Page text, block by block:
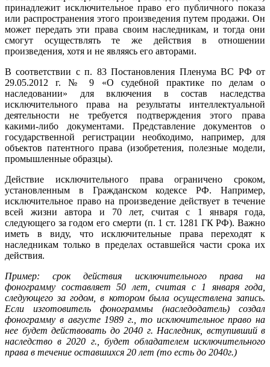
принадлежит исключительное право его публичного показа
или распространения этого произведения путем продажи. Он
может передать эти права своим наследникам, и тогда они
смогут осуществлять те же действия в отношении
произведения, хотя и не являясь его авторами.
В соответствии с п. 83 Постановления Пленума ВС РФ от
29.05.2012 г. № 9 «О судебной практике по делам о
наследовании» для включения в состав наследства
исключительного права на результаты интеллектуальной
деятельности не требуется подтверждения этого права
какими-либо документами. Представление документов о
государственной регистрации необходимо, например, для
объектов патентного права (изобретения, полезные модели,
промышленные образцы).
Действие исключительного права ограничено сроком,
установленным в Гражданском кодексе РФ. Например,
исключительное право на произведение действует в течение
всей жизни автора и 70 лет, считая с 1 января года,
следующего за годом его смерти (п. 1 ст. 1281 ГК РФ). Важно
иметь в виду, что исключительные права переходят к
наследникам только в пределах оставшейся части срока их
действия.
Пример: срок действия исключительного права на
фонограмму составляет 50 лет, считая с 1 января года,
следующего за годом, в котором была осуществлена запись.
Если изготовитель фонограммы (наследодатель) создал
фонограмму в августе 1989 г., то исключительное право на
нее будет действовать до 2040 г. Наследник, вступивший в
наследство в 2020 г., будет обладателем исключительного
права в течение оставшихся 20 лет (то есть до 2040г.)